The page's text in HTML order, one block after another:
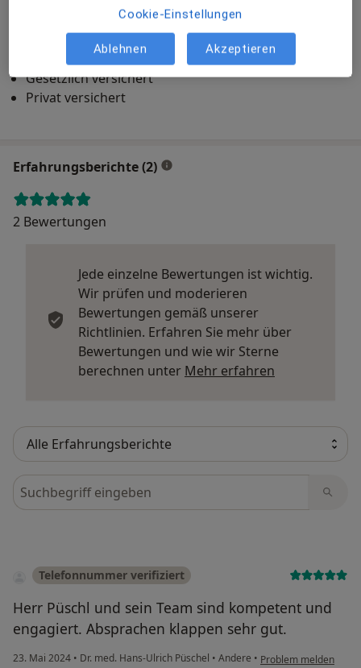
Hautärzte am Westpark Dres. Kai Gaube und Hans-U.
Am Westpark 1, 85057 Ingolstadt
Gesetzlich versichert
Privat versichert
Erfahrungsberichte (2)
2 Bewertungen
Jede einzelne Bewertungen ist wichtig.
Wir prüfen und moderieren
Bewertungen gemäß unserer
Richtlinien. Erfahren Sie mehr über
Bewertungen und wie wir Sterne
berechnen unter Mehr erfahren
Bewertungen durchsuchen
Telefonnummer verifiziert
Herr Püschl und sein Team sind kompetent und
engagiert. Absprachen klappen sehr gut.
23. Mai 2024 • Dr. med. Hans-Ulrich Püschel • Andere • Problem melden
Cookie-Einstellungen
Ablehnen Akzeptieren